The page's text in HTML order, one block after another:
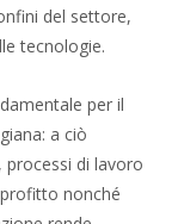
del settore,
tecnologie.
per il
a ciò
di lavoro
nonché